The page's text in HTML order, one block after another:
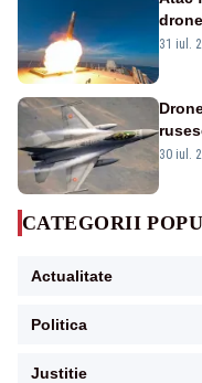
31 iul.
30 iul.
CATEGORII
Actualitate
Politica
Justitie